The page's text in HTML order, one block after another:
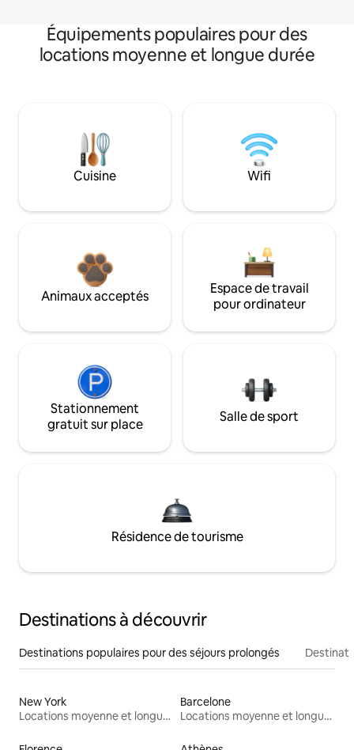
Équipements populaires pour des
locations moyenne et longue durée
Cuisine Wifi
Animaux acceptés
Espace de travail
pour ordinateur
Stationnement
gratuit sur place
Salle de sport
Résidence de tourisme
Destinations à découvrir
Destinations populaires pour des séjours prolongés
New York
Locations moyenne et longue durée
Barcelone
Locations moyenne et longue durée